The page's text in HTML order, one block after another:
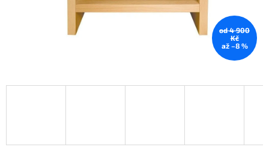
od 4 900
Kč
až –8 %